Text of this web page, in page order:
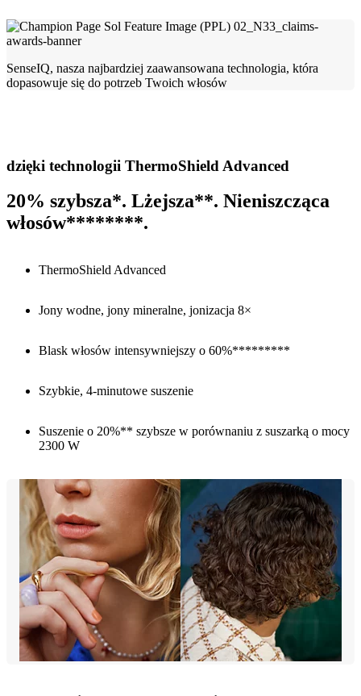
SenseIQ, nasza najbardziej zaawansowana technologia, która
dopasowuje się do potrzeb Twoich włosów
dzięki technologii ThermoShield Advanced
20% szybsza*. Lżejsza**. Nieniszcząca
włosów********.
ThermoShield Advanced
Jony wodne, jony mineralne, jonizacja 8×
Blask włosów intensywniejszy o 60%*********
Szybkie, 4-minutowe suszenie
Suszenie o 20%** szybsze w porównaniu z suszarką o mocy
2300 W